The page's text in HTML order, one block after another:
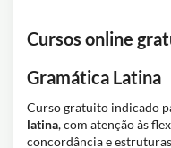
Cursos online
Gramática Latina
Curso gratuito indicado
latina, com atenção às
concordância e